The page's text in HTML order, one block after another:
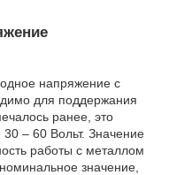
напряжение с
для поддержания
ранее, это
– 60 Вольт. Значение
работы с металлом
значение,